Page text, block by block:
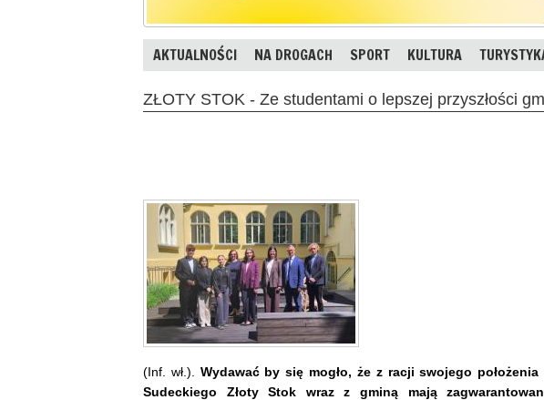
AKTUALNOŚCI NA DROGACH SPORT KULTURA
ZŁOTY STOK - Ze studentami o lepszej przyszłości
(Inf. wł.). Wydawać by się mogło, że z racji swojego
Sudeckiego Złoty Stok wraz z gminą mają